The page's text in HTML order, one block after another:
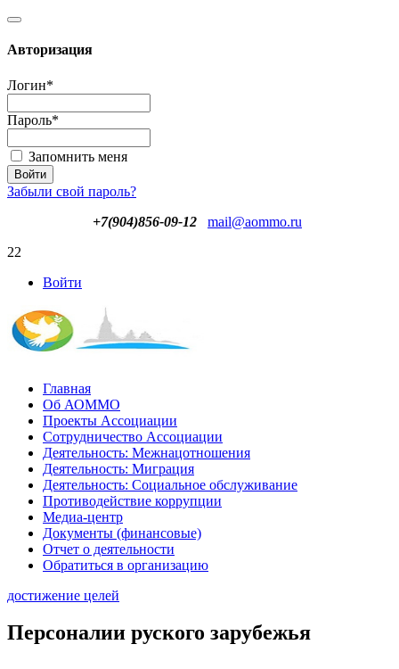
Авторизация
Логин*
Пароль*
Запомнить меня
Забыли свой пароль?
+7(904)856-09-12
mail@aommo.ru
22
Войти
Главная
Об АОММО
Проекты Ассоциации
Сотрудничество Ассоциации
Деятельность: Межнацотношения
Деятельность: Миграция
Деятельность: Социальное обслуживание
Противодействие коррупции
Медиа-центр
Документы (финансовые)
Отчет о деятельности
Обратиться в организацию
достижение целей
Персоналии руского зарубежья